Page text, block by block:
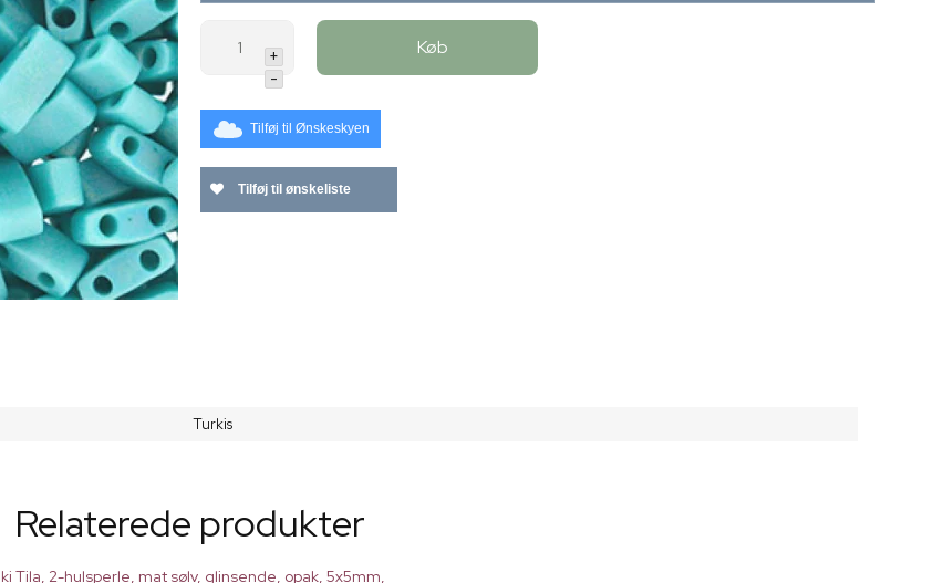
+
-
Køb
Tilføj til Ønskeskyen
Tilføj til ønskeliste
Turkis
Relaterede produkter
Tila, 2-hulsperle, mat sølv, glinsende, opak, 5x5mm,